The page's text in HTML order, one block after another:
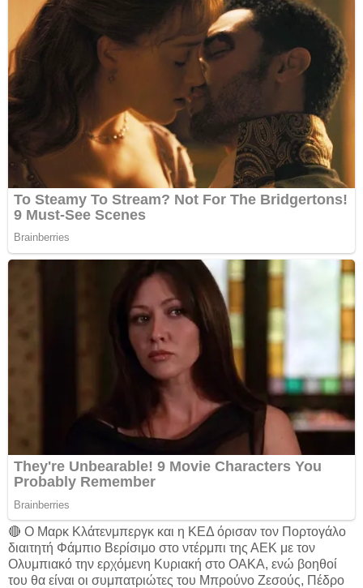
🔴 Ο Μαρκ Κλάτενμπεργκ και η ΚΕΔ όρισαν τον Πορτογάλο
διαιτητή Φάμπιο Βερίσιμο στο ντέρμπι της ΑΕΚ με τον
Ολυμπιακό την ερχόμενη Κυριακή στο ΟΑΚΑ, ενώ βοηθοί
του θα είναι οι συμπατριώτες του Μπρούνο Ζεσούς, Πέδρο